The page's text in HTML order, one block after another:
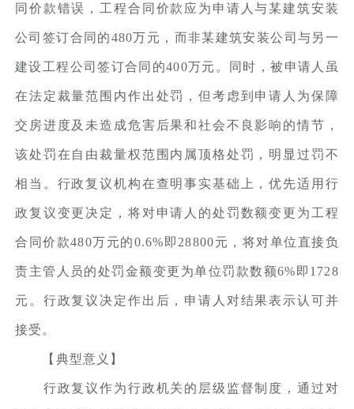
同价款错误，工程合同价款应为申请人与某建筑安装
公司签订合同的480万元，而非某建筑安装公司与另一
建设工程公司签订合同的400万元。同时，被申请人虽
在法定裁量范围内作出处罚，但考虑到申请人为保障
交房进度及未造成危害后果和社会不良影响的情节，
该处罚在自由裁量权范围内属顶格处罚，明显过罚不
相当。行政复议机构在查明事实基础上，优先适用行
政复议变更决定，将对申请人的处罚数额变更为工程
合同价款480万元的0.6%即28800元，将对单位直接负
责主管人员的处罚金额变更为单位罚款数额6%即1728
元。行政复议决定作出后，申请人对结果表示认可并
接受。
【典型意义】
行政复议作为行政机关的层级监督制度，通过对